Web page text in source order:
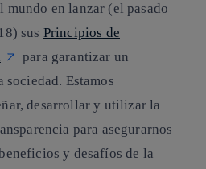
mundo en lanzar (el pasado
sus Principios de
para garantizar un
Estamos
desarrollar y utilizar la
para asegurarnos
y desafíos de la